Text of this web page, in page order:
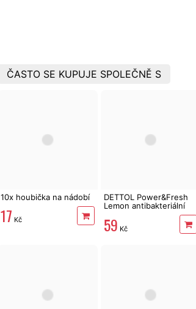
ČASTO SE KUPUJE SPOLEČNĚ S
10x houbička na nádobí
17 Kč
DETTOL Power&Fresh
Lemon antibakteriální
sprej na povrchy 500 ml
59 Kč